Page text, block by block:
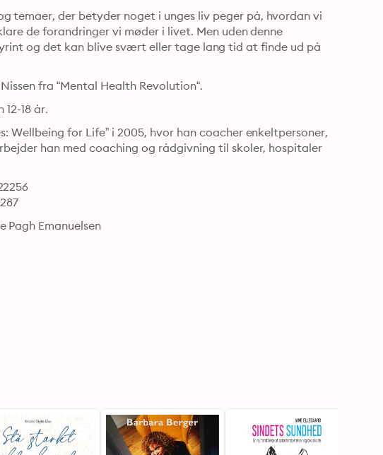
temaer, der betyder noget i unges liv peger på, hvordan vi
de forandringer vi møder i livet. Men uden denne
og det kan blive svært eller tage lang tid at finde ud på
fra “Mental Health Revolution“.
18 år.
Wellbeing for Life” i 2005, hvor han coacher enkeltpersoner,
han med coaching og rådgivning til skoler, hospitaler
Emanuelsen